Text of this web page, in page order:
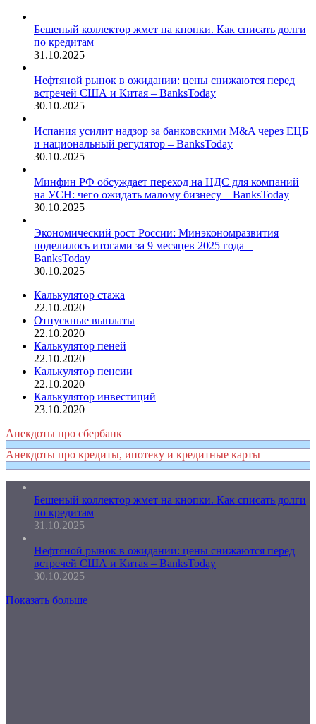
Бешеный коллектор жмет на кнопки. Как списать долги
по кредитам
31.10.2025
Нефтяной рынок в ожидании: цены снижаются перед
встречей США и Китая – BanksToday
30.10.2025
Испания усилит надзор за банковскими M&A через ЕЦБ
и национальный регулятор – BanksToday
30.10.2025
Минфин РФ обсуждает переход на НДС для компаний
на УСН: чего ожидать малому бизнесу – BanksToday
30.10.2025
Экономический рост России: Минэкономразвития
поделилось итогами за 9 месяцев 2025 года –
BanksToday
30.10.2025
Калькулятор стажа
22.10.2020
Отпускные выплаты
22.10.2020
Калькулятор пеней
22.10.2020
Калькулятор пенсии
22.10.2020
Калькулятор инвестиций
23.10.2020
Анекдоты про сбербанк
Анекдоты про кредиты, ипотеку и кредитные карты
Бешеный коллектор жмет на кнопки. Как списать долги
по кредитам
31.10.2025
Нефтяной рынок в ожидании: цены снижаются перед
встречей США и Китая – BanksToday
30.10.2025
Показать больше